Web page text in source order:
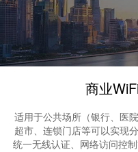
商业
适用于公共场所（银行、医
超市、连锁门店等可以实现
统一无线认证、网络访问控